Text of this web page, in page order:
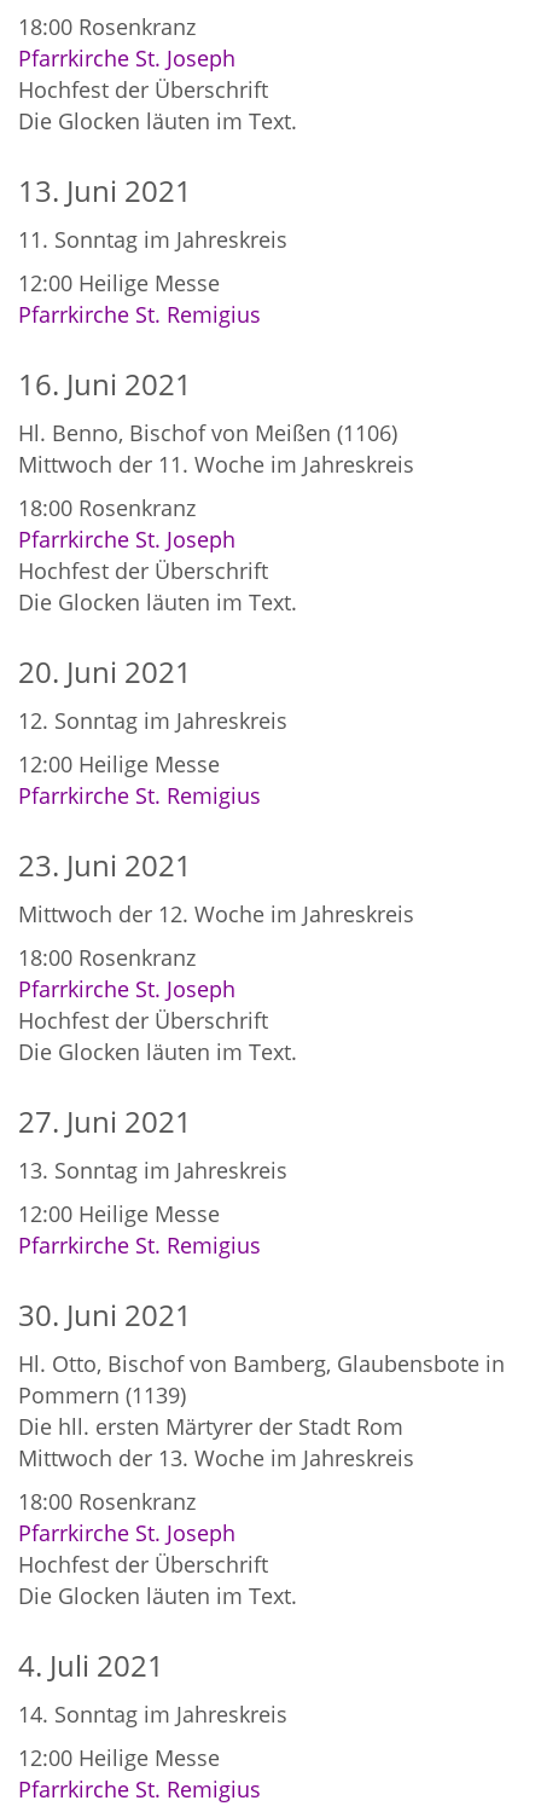
18:00 Rosenkranz
Pfarrkirche St. Joseph
Hochfest der Überschrift
Die Glocken läuten im Text.
13. Juni 2021
11. Sonntag im Jahreskreis
12:00 Heilige Messe
Pfarrkirche St. Remigius
16. Juni 2021
Hl. Benno, Bischof von Meißen (1106)
Mittwoch der 11. Woche im Jahreskreis
18:00 Rosenkranz
Pfarrkirche St. Joseph
Hochfest der Überschrift
Die Glocken läuten im Text.
20. Juni 2021
12. Sonntag im Jahreskreis
12:00 Heilige Messe
Pfarrkirche St. Remigius
23. Juni 2021
Mittwoch der 12. Woche im Jahreskreis
18:00 Rosenkranz
Pfarrkirche St. Joseph
Hochfest der Überschrift
Die Glocken läuten im Text.
27. Juni 2021
13. Sonntag im Jahreskreis
12:00 Heilige Messe
Pfarrkirche St. Remigius
30. Juni 2021
Hl. Otto, Bischof von Bamberg, Glaubensbote in
Pommern (1139)
Die hll. ersten Märtyrer der Stadt Rom
Mittwoch der 13. Woche im Jahreskreis
18:00 Rosenkranz
Pfarrkirche St. Joseph
Hochfest der Überschrift
Die Glocken läuten im Text.
4. Juli 2021
14. Sonntag im Jahreskreis
12:00 Heilige Messe
Pfarrkirche St. Remigius